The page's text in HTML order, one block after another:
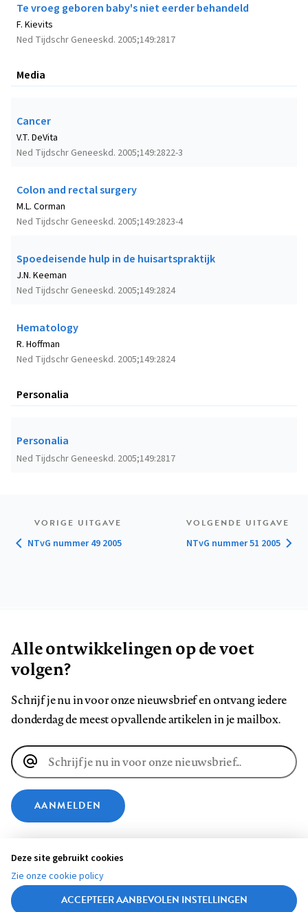
Te vroeg geboren baby's niet eerder behandeld
Ned Tijdschr Geneeskd. 2005;149:2817
F. Kievits
Media
Cancer
Ned Tijdschr Geneeskd. 2005;149:2822-3
V.T. DeVita
Colon and rectal surgery
Ned Tijdschr Geneeskd. 2005;149:2823-4
M.L. Corman
Spoedeisende hulp in de huisartspraktijk
Ned Tijdschr Geneeskd. 2005;149:2824
J.N. Keeman
Hematology
Ned Tijdschr Geneeskd. 2005;149:2824
R. Hoffman
Personalia
Personalia
Ned Tijdschr Geneeskd. 2005;149:2817
VORIGE UITGAVE
NTvG nummer 49 2005
VOLGENDE UITGAVE
NTvG nummer 51 2005
Alle ontwikkelingen op de voet
volgen?
Schrijf je nu in voor onze nieuwsbrief en ontvang iedere
donderdag de meest opvallende artikelen in je mailbox.
E-
mailadres
AANMELDEN
VOLG ONS OP
Volg
Volg
Volg
Volg
Volg
Deze site gebruikt cookies
Zie onze cookie policy
ACCEPTEER AANBEVOLEN INSTELLINGEN